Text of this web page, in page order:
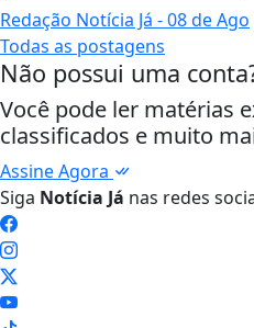
Redação Notícia Já - 08 de Ago
Todas as postagens
Não possui uma
Você pode ler matérias
classificados e muito
Assine Agora
Siga Notícia Já nas redes